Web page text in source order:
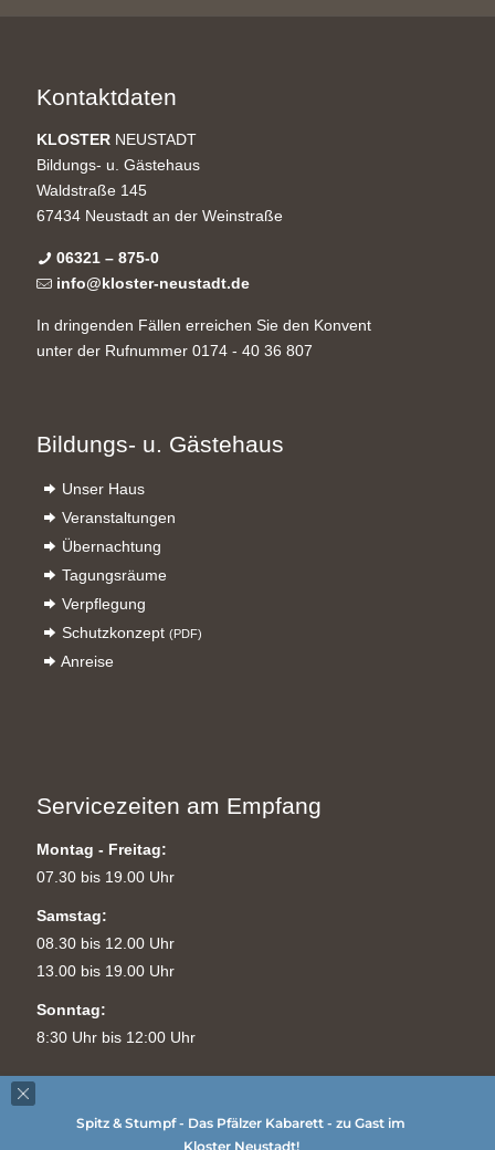
Kontaktdaten
KLOSTER NEUSTADT
Bildungs- u. Gästehaus
Waldstraße 145
67434 Neustadt an der Weinstraße
06321 – 875-0
info@kloster-neustadt.de
In dringenden Fällen erreichen Sie den Konvent
unter der Rufnummer 0174 - 40 36 807
Bildungs- u. Gästehaus
Unser Haus
Veranstaltungen
Übernachtung
Tagungsräume
Verpflegung
Schutzkonzept (PDF)
Anreise
Servicezeiten am Empfang
Montag - Freitag:
07.30 bis 19.00 Uhr
Samstag:
08.30 bis 12.00 Uhr
13.00 bis 19.00 Uhr
Sonntag:
8:30 Uhr bis 12:00 Uhr
Spitz & Stumpf - Das Pfälzer Kabarett - zu Gast im
Kloster Neustadt!